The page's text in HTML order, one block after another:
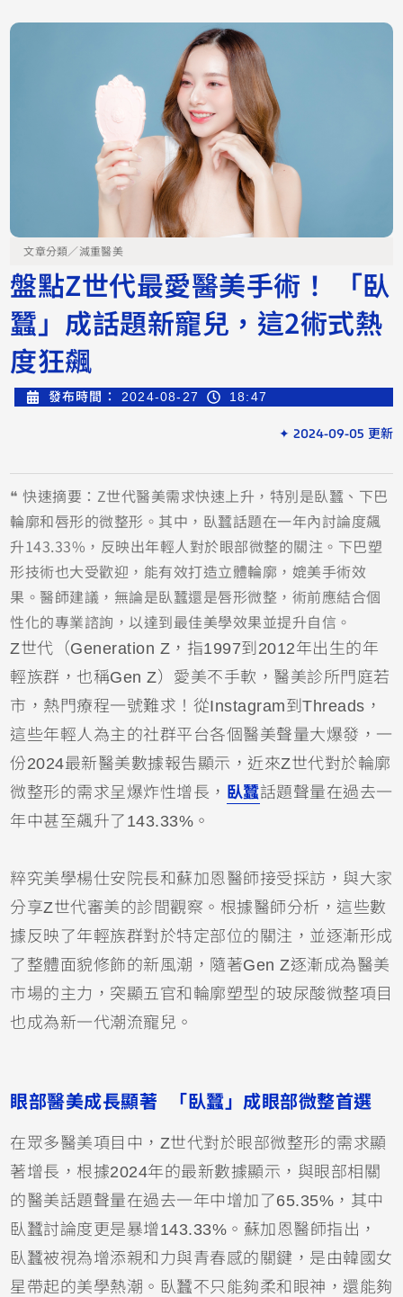
文章分類／減重醫美
盤點Z世代最愛醫美手術！ 「臥
蠶」成話題新寵兒，這2術式熱
度狂飆
發布時間： 2024-08-27 18:47
✦ 2024-09-05 更新
❝ 快速摘要：Z世代醫美需求快速上升，特別是臥蠶、下巴
輪廓和唇形的微整形。其中，臥蠶話題在一年內討論度飆
升143.33%，反映出年輕人對於眼部微整的關注。下巴塑
形技術也大受歡迎，能有效打造立體輪廓，媲美手術效
果。醫師建議，無論是臥蠶還是唇形微整，術前應結合個
性化的專業諮詢，以達到最佳美學效果並提升自信。
Z世代（Generation Z，指1997到2012年出生的年
輕族群，也稱Gen Z）愛美不手軟，醫美診所門庭若
市，熱門療程一號難求！從Instagram到Threads，
這些年輕人為主的社群平台各個醫美聲量大爆發，一
份2024最新醫美數據報告顯示，近來Z世代對於輪廓
微整形的需求呈爆炸性增長， 臥蠶話題聲量在過去一
年中甚至飆升了143.33%。
粹究美學楊仕安院長和蘇加恩醫師接受採訪，與大家
分享Z世代審美的診間觀察。根據醫師分析，這些數
據反映了年輕族群對於特定部位的關注，並逐漸形成
了整體面貌修飾的新風潮，隨著Gen Z逐漸成為醫美
市場的主力，突顯五官和輪廓塑型的玻尿酸微整項目
也成為新一代潮流寵兒。
眼部醫美成長顯著 「臥蠶」成眼部微整首選
在眾多醫美項目中，Z世代對於眼部微整形的需求顯
著增長，根據2024年的最新數據顯示，與眼部相關
的醫美話題聲量在過去一年中增加了65.35%，其中
臥蠶討論度更是暴增143.33%。蘇加恩醫師指出，
臥蠶被視為增添親和力與青春感的關鍵，是由韓國女
星帶起的美學熱潮。臥蠶不只能夠柔和眼神，還能夠